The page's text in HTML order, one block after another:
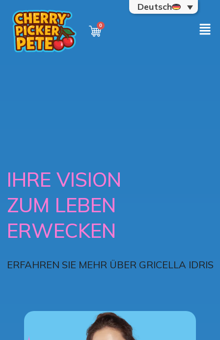
Deutsch
IHRE VISION
ZUM LEBEN
ERWECKEN
ERFAHREN SIE MEHR ÜBER GRICELLA IDRIS